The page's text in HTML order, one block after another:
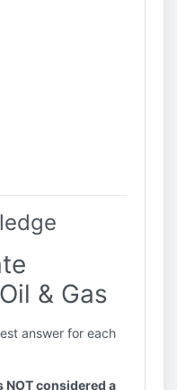
& Gas
answer for each
considered a